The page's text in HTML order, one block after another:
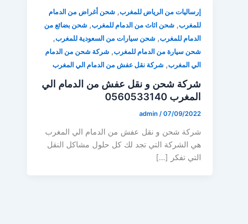
إرساليات من الرياض للمغرب, شحن أغراض من الدمام
للمغرب, شحن اثاث من الدمام للمغرب, شحن بضائع من
الدمام للمغرب, شحن سيارات من السعودية للمغرب,
شحن سيارة من الدمام للمغرب, شركة شحن من الدمام
الي المغرب, شركة نقل عفش من الدمام الي المغرب
شركة شحن و نقل عفش من الدمام الي
المغرب 0560533140
admin /07/09/2022
شركة شحن و نقل عفش من الدمام الي المغرب
هي الشركة التي تجد لك كل حلول مشاكل النقل
التي تفكر […]